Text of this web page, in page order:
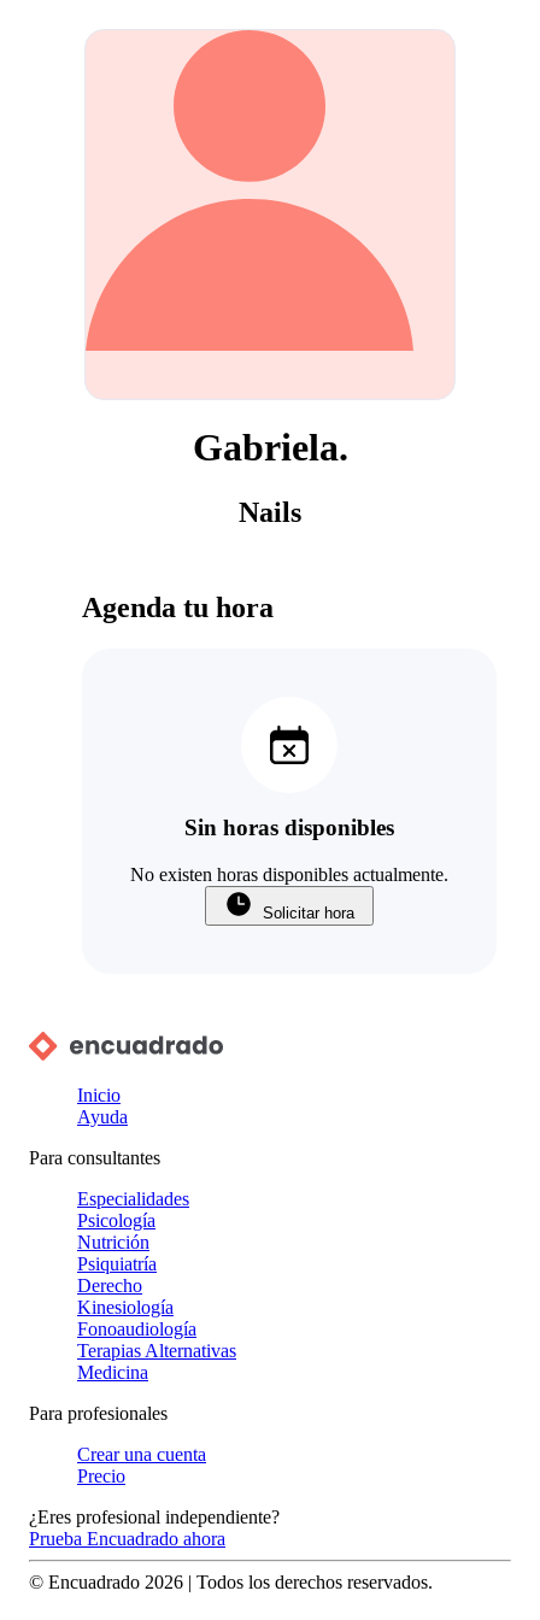
Gabriela.
Nails
Agenda tu hora
Sin horas disponibles
No existen horas disponibles actualmente.
Solicitar hora
Inicio
Ayuda
Para consultantes
Especialidades
Psicología
Nutrición
Psiquiatría
Derecho
Kinesiología
Fonoaudiología
Terapias Alternativas
Medicina
Para profesionales
Crear una cuenta
Precio
¿Eres profesional independiente?
Prueba Encuadrado ahora
© Encuadrado 2026 | Todos los derechos reservados.